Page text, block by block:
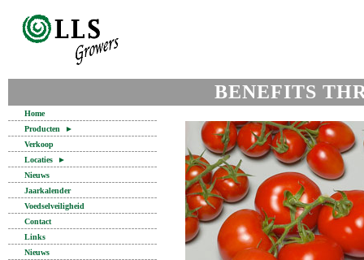
BENEFITS
Home
Producten
►
Verkoop
Locaties
►
Nieuws
Jaarkalender
Voedselveiligheid
Contact
Links
Nieuws